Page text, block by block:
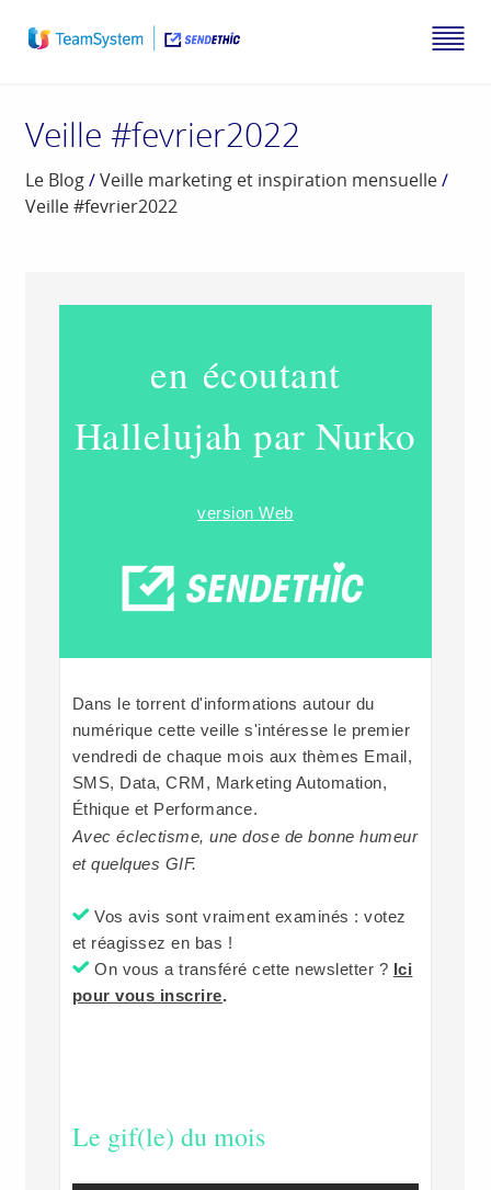
Veille #fevrier2022
Le Blog/Veille marketing et inspiration mensuelle/
Veille #fevrier2022
en écoutant
Hallelujah par Nurko
version Web
Dans le torrent d'informations autour du
numérique cette veille s'intéresse le premier
vendredi de chaque mois aux thèmes Email,
SMS, Data, CRM, Marketing Automation,
Éthique et Performance.
Avec éclectisme, une dose de bonne humeur
et quelques GIF.
Vos avis sont vraiment examinés : votez
et réagissez en bas !
On vous a transféré cette newsletter ? Ici
pour vous inscrire.
Le gif(le) du mois